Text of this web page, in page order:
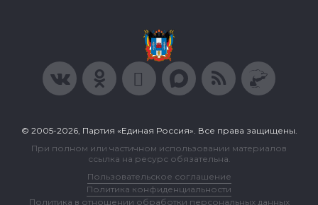
© 2005-2026, Партия «Единая Россия». Все права защищены.
При полном или частичном использовании материалов
ссылка на ресурс обязательна.
Пользовательское соглашение
Политика конфиденциальности
Политика в отношении обработки персональных данных